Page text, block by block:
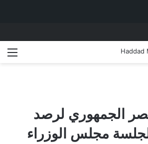
الجمهوري لرصد
مجلس الوزراء